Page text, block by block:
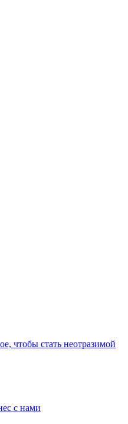
чтобы стать неотразимой
с нами